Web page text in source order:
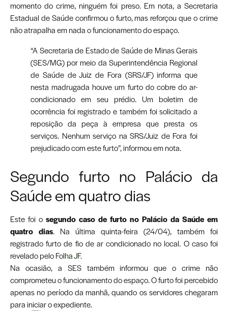
momento do crime, ninguém foi preso. Em nota, a Secretaria
Estadual de Saúde confirmou o furto, mas reforçou que o crime
não atrapalha em nada o funcionamento do espaço.
“A Secretaria de Estado de Saúde de Minas Gerais
(SES/MG) por meio da Superintendência Regional
de Saúde de Juiz de Fora (SRS/JF) informa que
nesta madrugada houve um furto do cobre do ar-
condicionado em seu prédio. Um boletim de
ocorrência foi registrado e também foi solicitado a
reposição da peça à empresa que presta os
serviços. Nenhum serviço na SRS/Juiz de Fora foi
prejudicado com este furto”, informou em nota.
Segundo furto no Palácio da
Saúde em quatro dias
Este foi o segundo caso de furto no Palácio da Saúde em
quatro dias. Na última quinta-feira (24/04), também foi
registrado furto de fio de ar condicionado no local. O caso foi
revelado peloFolha JF.
Na ocasião, a SES também informou que o crime não
comprometeu o funcionamento do espaço. O furto foi percebido
apenas no período da manhã, quando os servidores chegaram
para iniciar o expediente.